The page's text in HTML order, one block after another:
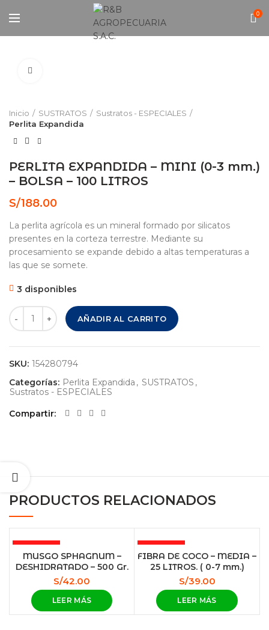
0
Inicio SUSTRATOS
Sustratos - ESPECIALES
Perlita Expandida
PERLITA EXPANDIDA – MINI (0-3 mm.)
– BOLSA – 100 LITROS
S/188.00
La perlita agrícola es un mineral formado por silicatos
presentes en la corteza terrestre. Mediante su
procesamiento se expande debido a altas temperaturas a
las que se somete.
3 disponibles
PERLITA EXPANDIDA – MINI (0-3 mm.) – BOLSA – 100
AÑADIR AL CARRITO
SKU: 154280794
Categorías: Perlita Expandida , SUSTRATOS ,
Sustratos - ESPECIALES
Compartir
PRODUCTOS RELACIONADOS
AGOTADO
MUSGO SPHAGNUM –
DESHIDRATADO – 500 Gr.
S/42.00
LEER MÁS
AGOTADO
FIBRA DE COCO – MEDIA –
25 LITROS. ( 0-7 mm.)
S/39.00
LEER MÁS